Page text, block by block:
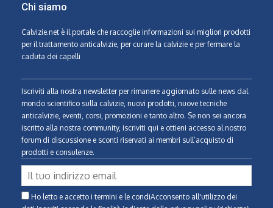
Chi siamo
Calvizie.net è il portale che raccoglie informazioni sui migliori prodotti
per il trattamento anticalvizie, per curare la calvizie e per fermare la
caduta dei capelli
Iscriviti alla nostra newsletter per rimanere aggiornato sulle news dal
mondo scientifico sulla calvizie, nuovi prodotti, nuove tecniche
anticalvizie, eventi, corsi, promozioni e tanto altro. Se non sei ancora
iscritto alla nostra community, iscriviti qui e ottieni accesso al nostro
forum di discussione e sconti riservati ai membri sull’acquisto di
prodotti e consulenze.
Ho letto e accetto i termini e le condiAcconsento all'utilizzo dei